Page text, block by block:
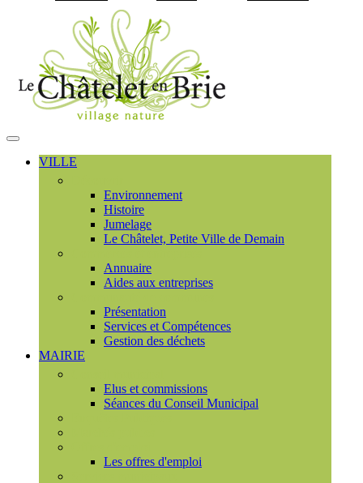
MENU
PRINCIPAL
VILLE
Environnement
Histoire
Jumelage
Le Châtelet, Petite Ville de Demain
Annuaire
Aides aux entreprises
Présentation
Services et Compétences
Gestion des déchets
MAIRIE
Elus et commissions
Séances du Conseil Municipal
Les offres d'emploi